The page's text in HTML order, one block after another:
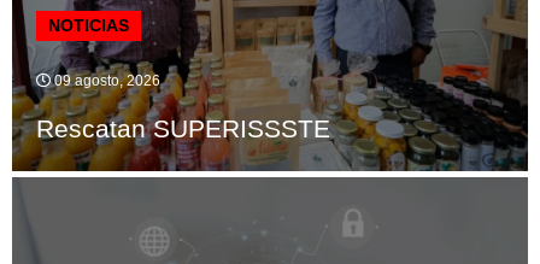
NOTICIAS
09 agosto, 2026
Rescatan SUPERISSSTE